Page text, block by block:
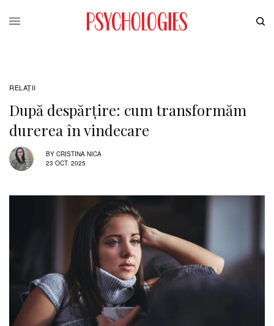
RELAŢII
După despărțire: cum transformăm
durerea în vindecare
BY CRISTINA NICA
23 OCT. 2025